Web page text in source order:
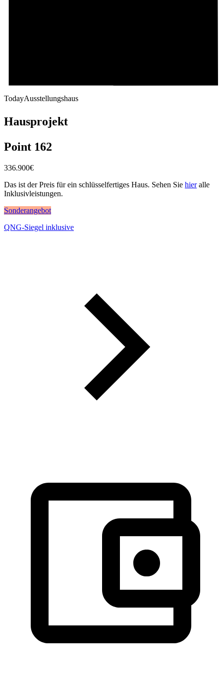
TodayAusstellungshaus
Hausprojekt
Point 162
336.900€
Das ist der Preis für ein schlüsselfertiges Haus. Sehen Sie hieralle
Inklusivleistungen.
Sonderangebot
QNG-Siegel inklusive